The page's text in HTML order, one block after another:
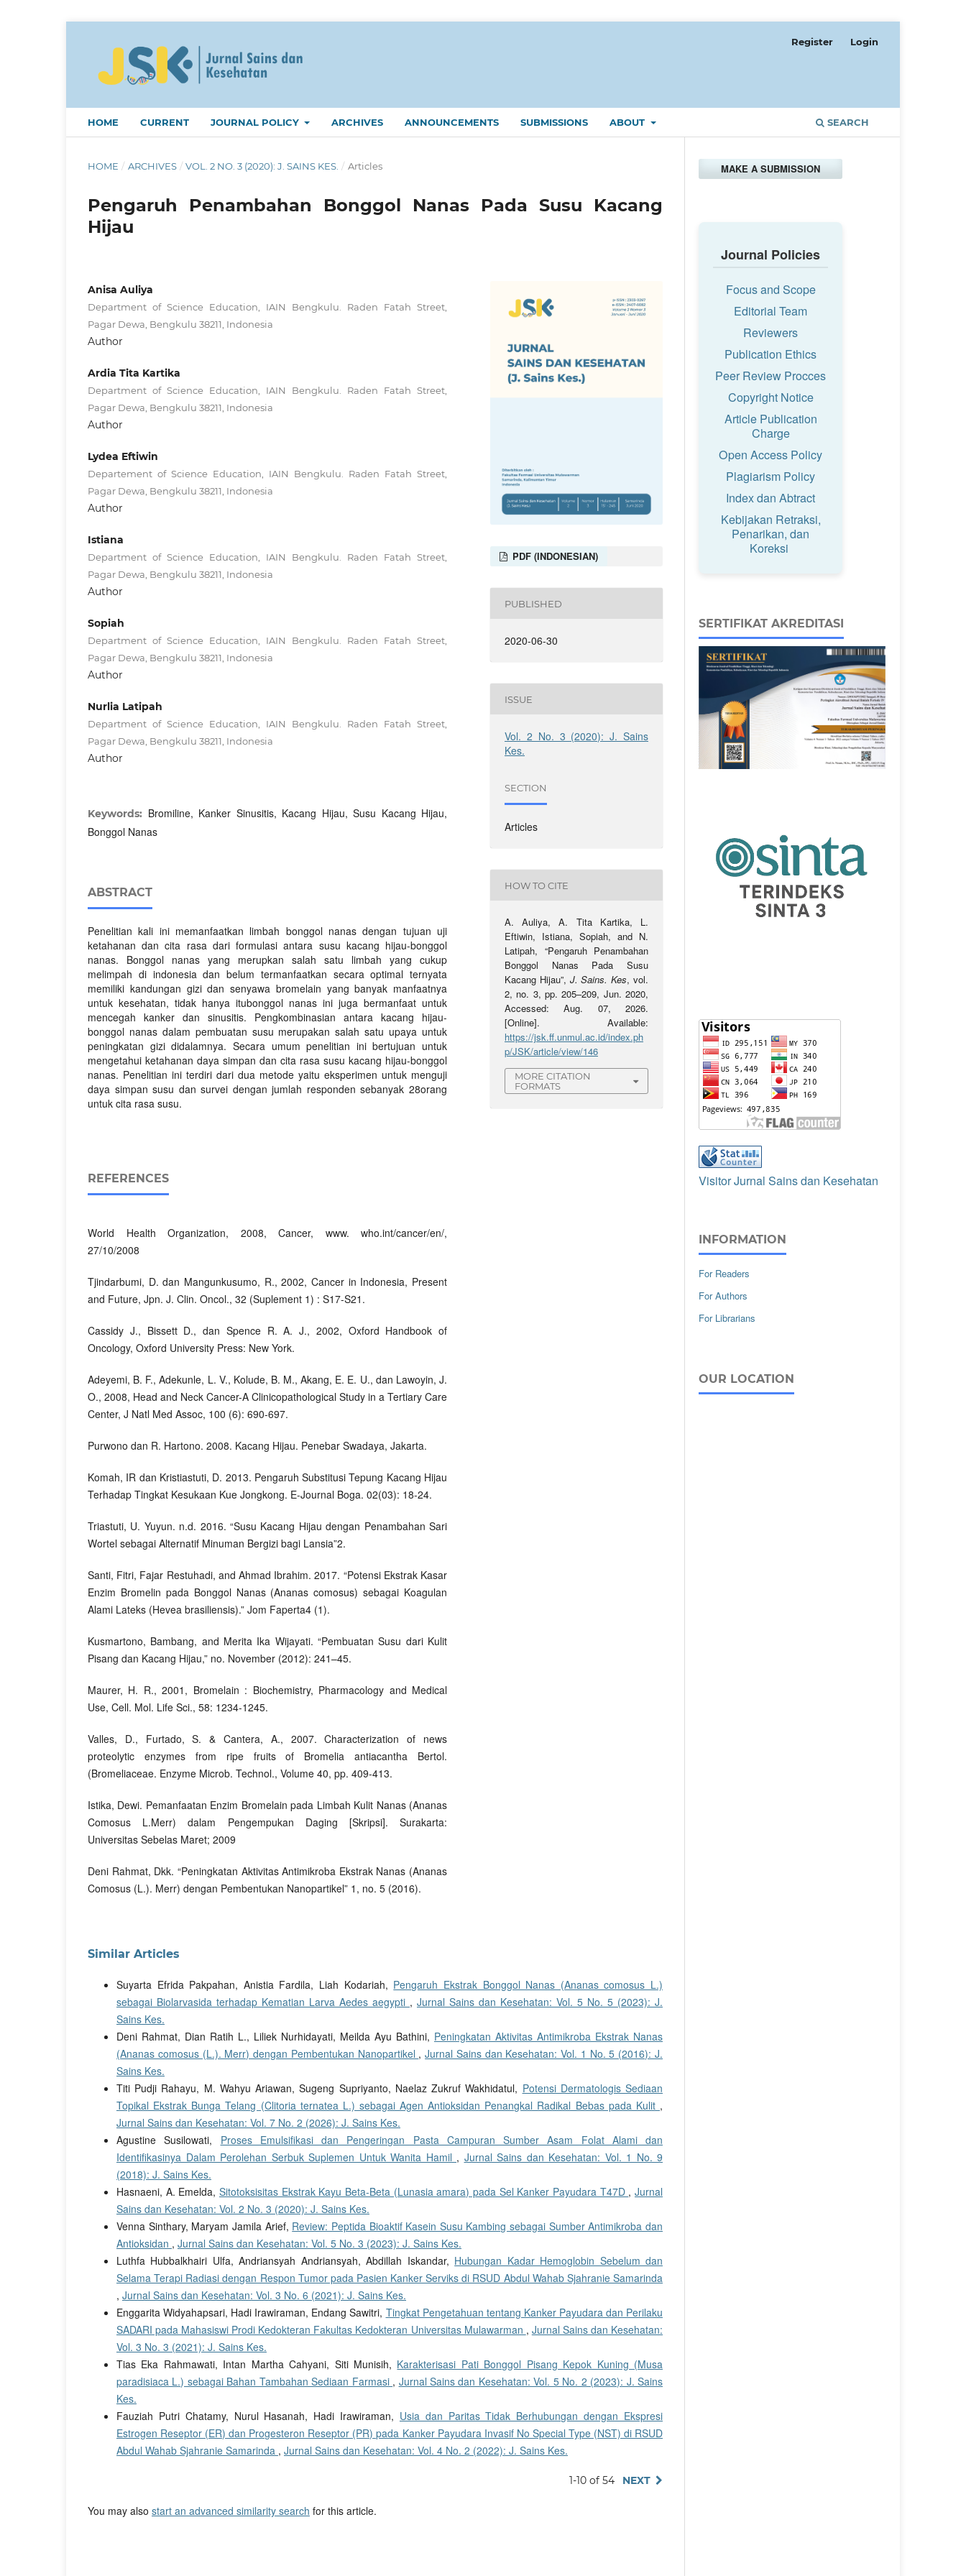
HOME CURRENT JOURNAL POLICY ARCHIVES ANNOUNCEMENTS SUBMISSIONS ABOUT SEARCH
Register Login
HOME / ARCHIVES / VOL. 2 NO. 3 (2020): J. SAINS KES. / Articles
Pengaruh Penambahan Bonggol Nanas Pada Susu Kacang
Hijau
Anisa Auliya
Department of Science Education, IAIN Bengkulu. Raden Fatah Street,
Pagar Dewa, Bengkulu 38211, Indonesia
Author
Ardia Tita Kartika
Department of Science Education, IAIN Bengkulu. Raden Fatah Street,
Pagar Dewa, Bengkulu 38211, Indonesia
Author
Lydea Eftiwin
Departement of Science Education, IAIN Bengkulu. Raden Fatah Street,
Pagar Dewa, Bengkulu 38211, Indonesia
Author
Istiana
Department of Science Education, IAIN Bengkulu. Raden Fatah Street,
Pagar Dewa, Bengkulu 38211, Indonesia
Author
Sopiah
Department of Science Education, IAIN Bengkulu. Raden Fatah Street,
Pagar Dewa, Bengkulu 38211, Indonesia
Author
Nurlia Latipah
Department of Science Education, IAIN Bengkulu. Raden Fatah Street,
Pagar Dewa, Bengkulu 38211, Indonesia
Author
Keywords: Bromiline, Kanker Sinusitis, Kacang Hijau, Susu Kacang Hijau,
Bonggol Nanas
ABSTRACT
Penelitian kali ini memanfaatkan limbah bonggol nanas dengan tujuan uji
ketahanan dan cita rasa dari formulasi antara susu kacang hijau-bonggol
nanas. Bonggol nanas yang merupkan salah satu limbah yang cukup
melimpah di indonesia dan belum termanfaatkan secara optimal ternyata
memiliki kandungan gizi dan senyawa bromelain yang banyak manfaatnya
untuk kesehatan, tidak hanya itubonggol nanas ini juga bermanfaat untuk
mencegah kanker dan sinusitis. Pengkombinasian antara kacang hijau-
bonggol nanas dalam pembuatan susu merupakan salah satu upaya untuk
peningkatan gizi didalamnya. Secara umum penelitian ini bertujuan untuk
mengetahui ketahanan daya simpan dan cita rasa susu kacang hijau-bonggol
nanas. Penelitian ini terdiri dari dua metode yaitu eksperimen untuk menguji
daya simpan susu dan survei dengan jumlah responden sebanyak 28orang
untuk cita rasa susu.
REFERENCES
World Health Organization, 2008, Cancer, www. who.int/cancer/en/,
27/10/2008
Tjindarbumi, D. dan Mangunkusumo, R., 2002, Cancer in Indonesia, Present
and Future, Jpn. J. Clin. Oncol., 32 (Suplement 1) : S17-S21.
Cassidy J., Bissett D., dan Spence R. A. J., 2002, Oxford Handbook of
Oncology, Oxford University Press: New York.
Adeyemi, B. F., Adekunle, L. V., Kolude, B. M., Akang, E. E. U., dan Lawoyin, J.
O., 2008, Head and Neck Cancer-A Clinicopathological Study in a Tertiary Care
Center, J Natl Med Assoc, 100 (6): 690-697.
Purwono dan R. Hartono. 2008. Kacang Hijau. Penebar Swadaya, Jakarta.
Komah, IR dan Kristiastuti, D. 2013. Pengaruh Substitusi Tepung Kacang Hijau
Terhadap Tingkat Kesukaan Kue Jongkong. E-Journal Boga. 02(03): 18-24.
Triastuti, U. Yuyun. n.d. 2016. “Susu Kacang Hijau dengan Penambahan Sari
Wortel sebagai Alternatif Minuman Bergizi bagi Lansia”2.
Santi, Fitri, Fajar Restuhadi, and Ahmad Ibrahim. 2017. “Potensi Ekstrak Kasar
Enzim Bromelin pada Bonggol Nanas (Ananas comosus) sebagai Koagulan
Alami Lateks (Hevea brasiliensis).” Jom Faperta4 (1).
Kusmartono, Bambang, and Merita Ika Wijayati. “Pembuatan Susu dari Kulit
Pisang dan Kacang Hijau,” no. November (2012): 241–45.
Maurer, H. R., 2001, Bromelain : Biochemistry, Pharmacology and Medical
Use, Cell. Mol. Life Sci., 58: 1234-1245.
Valles, D., Furtado, S. & Cantera, A., 2007. Characterization of news
proteolytic enzymes from ripe fruits of Bromelia antiacantha Bertol.
(Bromeliaceae. Enzyme Microb. Technol., Volume 40, pp. 409-413.
Istika, Dewi. Pemanfaatan Enzim Bromelain pada Limbah Kulit Nanas (Ananas
Comosus L.Merr) dalam Pengempukan Daging [Skripsi]. Surakarta:
Universitas Sebelas Maret; 2009
Deni Rahmat, Dkk. “Peningkatan Aktivitas Antimikroba Ekstrak Nanas (Ananas
Comosus (L.). Merr) dengan Pembentukan Nanopartikel” 1, no. 5 (2016).
PDF (INDONESIAN)
PUBLISHED
2020-06-30
ISSUE
Vol. 2 No. 3 (2020): J. Sains
Kes.
SECTION
Articles
HOW TO CITE
A. Auliya, A. Tita Kartika, L.
Eftiwin, Istiana, Sopiah, and N.
Latipah, “Pengaruh Penambahan
Bonggol Nanas Pada Susu
Kacang Hijau”, J. Sains. Kes, vol.
2, no. 3, pp. 205–209, Jun. 2020,
Accessed: Aug. 07, 2026.
[Online]. Available:
https://jsk.ff.unmul.ac.id/index.ph
p/JSK/article/view/146
MORE CITATION
FORMATS
Similar Articles
Suyarta Efrida Pakpahan, Anistia Fardila, Liah Kodariah, Pengaruh Ekstrak Bonggol Nanas (Ananas comosus L.)
sebagai Biolarvasida terhadap Kematian Larva Aedes aegypti , Jurnal Sains dan Kesehatan: Vol. 5 No. 5 (2023): J.
Sains Kes.
Deni Rahmat, Dian Ratih L., Liliek Nurhidayati, Meilda Ayu Bathini, Peningkatan Aktivitas Antimikroba Ekstrak Nanas
(Ananas comosus (L.). Merr) dengan Pembentukan Nanopartikel ,Jurnal Sains dan Kesehatan: Vol. 1 No. 5 (2016): J.
Sains Kes.
Titi Pudji Rahayu, M. Wahyu Ariawan, Sugeng Supriyanto, Naelaz Zukruf Wakhidatul, Potensi Dermatologis Sediaan
Topikal Ekstrak Bunga Telang (Clitoria ternatea L.) sebagai Agen Antioksidan Penangkal Radikal Bebas pada Kulit ,
Jurnal Sains dan Kesehatan: Vol. 7 No. 2 (2026): J. Sains Kes.
Agustine Susilowati, Proses Emulsifikasi dan Pengeringan Pasta Campuran Sumber Asam Folat Alami dan
Identifikasinya Dalam Perolehan Serbuk Suplemen Untuk Wanita Hamil , Jurnal Sains dan Kesehatan: Vol. 1 No. 9
(2018): J. Sains Kes.
Hasnaeni, A. Emelda, Sitotoksisitas Ekstrak Kayu Beta-Beta (Lunasia amara) pada Sel Kanker Payudara T47D ,Jurnal
Sains dan Kesehatan: Vol. 2 No. 3 (2020): J. Sains Kes.
Venna Sinthary, Maryam Jamila Arief, Review: Peptida Bioaktif Kasein Susu Kambing sebagai Sumber Antimikroba dan
Antioksidan , Jurnal Sains dan Kesehatan: Vol. 5 No. 3 (2023): J. Sains Kes.
Luthfa Hubbalkhairi Ulfa, Andriansyah Andriansyah, Abdillah Iskandar, Hubungan Kadar Hemoglobin Sebelum dan
Selama Terapi Radiasi dengan Respon Tumor pada Pasien Kanker Serviks di RSUD Abdul Wahab Sjahranie Samarinda
, Jurnal Sains dan Kesehatan: Vol. 3 No. 6 (2021): J. Sains Kes.
Enggarita Widyahapsari, Hadi Irawiraman, Endang Sawitri, Tingkat Pengetahuan tentang Kanker Payudara dan Perilaku
SADARI pada Mahasiswi Prodi Kedokteran Fakultas Kedokteran Universitas Mulawarman , Jurnal Sains dan Kesehatan:
Vol. 3 No. 3 (2021): J. Sains Kes.
Tias Eka Rahmawati, Intan Martha Cahyani, Siti Munisih, Karakterisasi Pati Bonggol Pisang Kepok Kuning (Musa
paradisiaca L.) sebagai Bahan Tambahan Sediaan Farmasi , Jurnal Sains dan Kesehatan: Vol. 5 No. 2 (2023): J. Sains
Kes.
Fauziah Putri Chatamy, Nurul Hasanah, Hadi Irawiraman, Usia dan Paritas Tidak Berhubungan dengan Ekspresi
Estrogen Reseptor (ER) dan Progesteron Reseptor (PR) pada Kanker Payudara Invasif No Special Type (NST) di RSUD
Abdul Wahab Sjahranie Samarinda , Jurnal Sains dan Kesehatan: Vol. 4 No. 2 (2022): J. Sains Kes.
1-10 of 54 NEXT
You may also start an advanced similarity search for this article.
MAKE A SUBMISSION
Journal Policies
Focus and Scope
Editorial Team
Reviewers
Publication Ethics
Peer Review Procces
Copyright Notice
Article Publication
Charge
Open Access Policy
Plagiarism Policy
Index dan Abtract
Kebijakan Retraksi,
Penarikan, dan
Koreksi
SERTIFIKAT AKREDITASI
Visitor Jurnal Sains dan Kesehatan
INFORMATION
For Readers
For Authors
For Librarians
OUR LOCATION